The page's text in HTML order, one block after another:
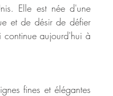
Elle est née d'une
et de désir de défier
continue aujourd'hui à
fines et élégantes